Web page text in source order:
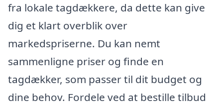
fra lokale tagdækkere, da dette kan give
dig et klart overblik over
markedspriserne. Du kan nemt
sammenligne priser og finde en
tagdækker, som passer til dit budget og
dine behov. Fordele ved at bestille tilbud